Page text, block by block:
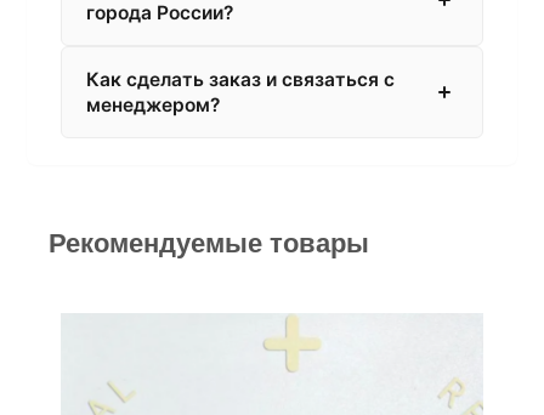
города России?
Как сделать заказ и связаться с
менеджером?
Рекомендуемые товары